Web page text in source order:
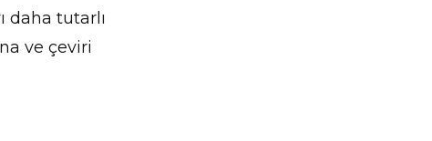
daha tutarlı
ve çeviri